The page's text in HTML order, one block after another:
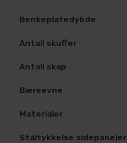
Benkeplatedybde
Antall skuffer
Antall skap
Bæreevne
Materialer
Ståltykkelse sidepaneler